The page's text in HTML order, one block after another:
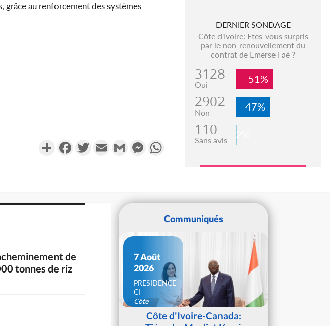
au renforcement des systèmes
PartagerFacebookTwitterEmail Gmail MessengerWhatsApp
DERNIER SONDAGE
Côte d'Ivoire: Etes-vous surpris
par le non-renouvellement du
contrat de Emerse Faé ?
3128
Oui 51%
2902
Non 47%
110
Sans avis 2%
de
tonnes de riz
Communiqués
7 Août
2026
PRESIDENCE
CI
Côte
d'IvoireCôte d'Ivoire-Canada: